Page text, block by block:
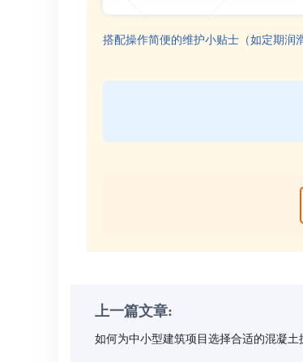
搭配操作简便的维护小贴士（如定期润
上一篇文章:
如何为中小型建筑项目选择合适的混凝土